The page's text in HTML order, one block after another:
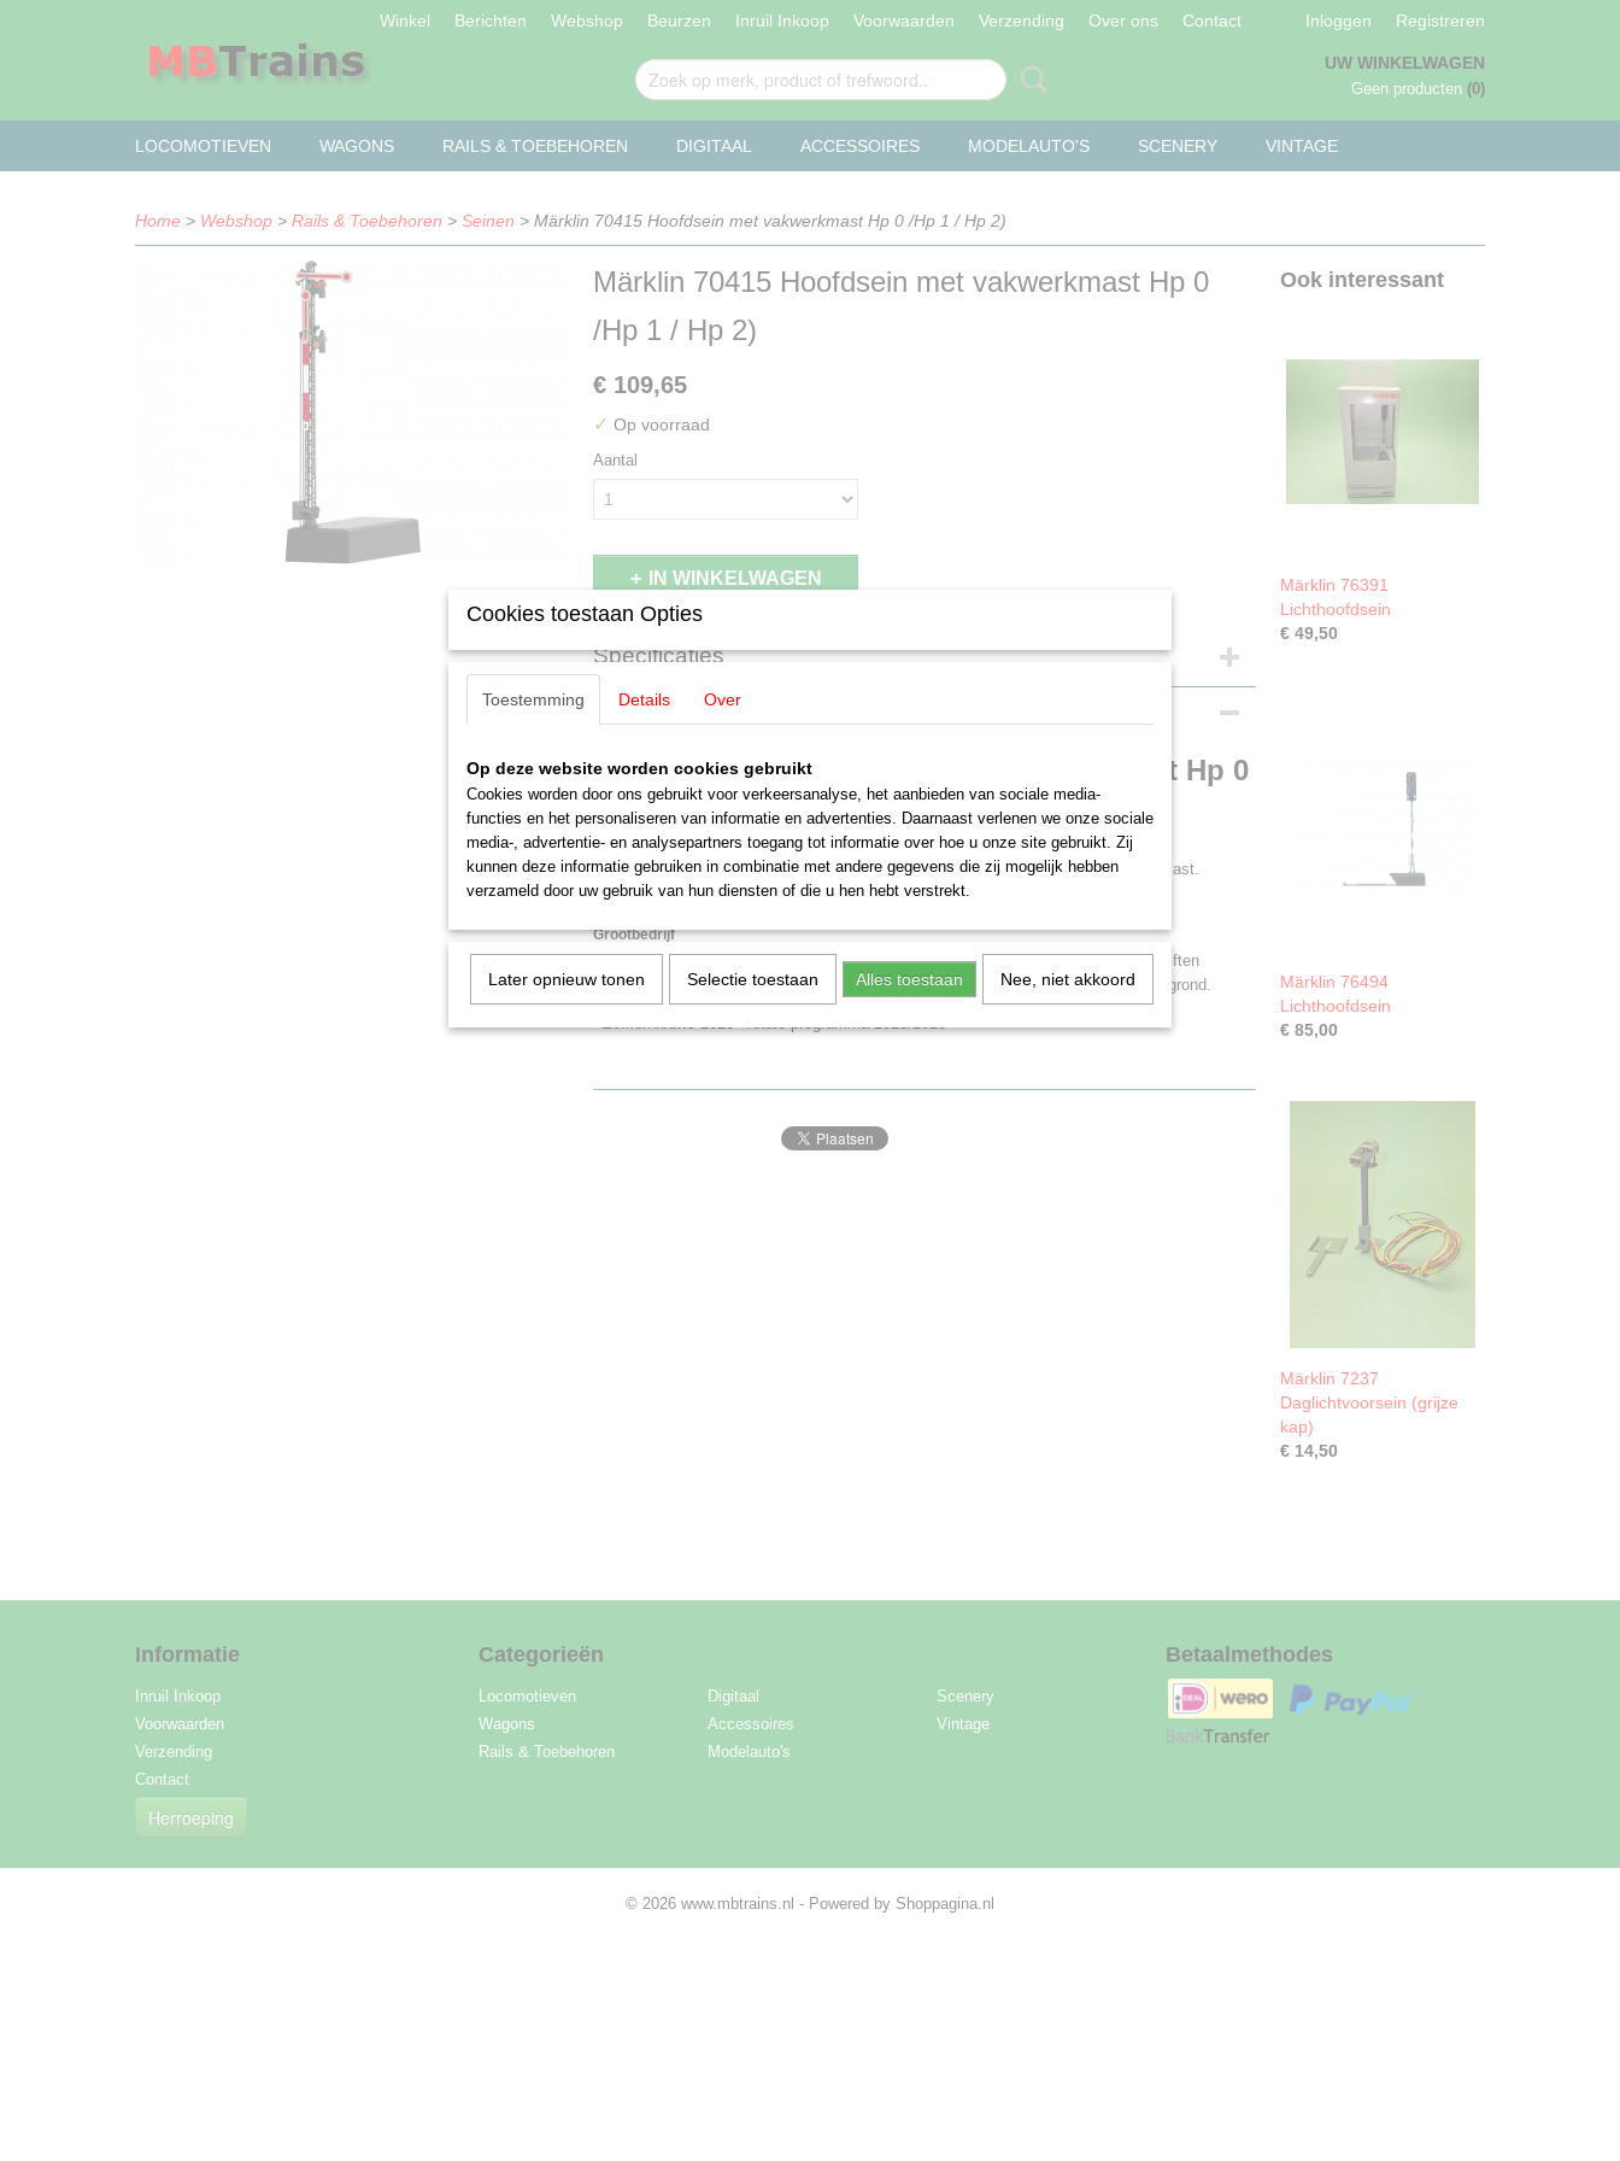
Winkel Berichten Webshop Beurzen Inruil Inkoop Voorwaarden Verzending Over ons Contact Inloggen Registreren
UW WINKELWAGEN
Geen producten (0)
LOCOMOTIEVEN WAGONS RAILS & TOEBEHOREN DIGITAAL ACCESSOIRES MODELAUTO'S SCENERY VINTAGE
Home > Webshop > Rails & Toebehoren > Seinen > Märklin 70415 Hoofdsein met vakwerkmast Hp 0 /Hp 1 / Hp 2)
Märklin 70415 Hoofdsein met vakwerkmast Hp 0
/Hp 1 / Hp 2)
€ 109,65
✓ Op voorraad
Aantal
IN WINKELWAGEN
Specificaties
EAN code
Productcode leverancier
70415
Staat
Omschrijving
Märklin 70415 Hoofdsein met vakwerkmast Hp 0
/Hp 1 / Hp 2)
Met twee ongekoppelde (kleur-) negatieve armen en opengewerkte grijze vakwerkmast.
Wisseling van rood naar groen (Hp 0 /Hp 1) of rood naar groen/geel (Hp 0 /Hp 2).
Grootbedrijf
De armseinen met 'Negatieve vleugels' werden vroeger volgens de signaalvoorschriften
geplaatst op plaatsen met een groene of donkere (bijvoorbeeld een gebouw) achtergrond.
- Zomernieuws 2025- Totale programma 2025/2026
Ook interessant
Märklin 76391
Lichthoofdsein
€ 49,50
Märklin 76494
Lichthoofdsein
€ 85,00
Märklin 7237
Daglichtvoorsein (grijze
kap)
€ 14,50
Informatie
Inruil Inkoop
Voorwaarden
Verzending
Contact
Herroeping
Categorieën
Locomotieven
Wagons
Rails & Toebehoren
Digitaal
Accessoires
Modelauto's
Scenery
Vintage
Betaalmethodes
© 2026 www.mbtrains.nl - Powered by Shoppagina.nl
Cookies toestaan Opties
Toestemming Details Over
Op deze website worden cookies gebruikt
Cookies worden door ons gebruikt voor verkeersanalyse, het aanbieden van sociale media-
functies en het personaliseren van informatie en advertenties. Daarnaast verlenen we onze sociale
media-, advertentie- en analysepartners toegang tot informatie over hoe u onze site gebruikt. Zij
kunnen deze informatie gebruiken in combinatie met andere gegevens die zij mogelijk hebben
verzameld door uw gebruik van hun diensten of die u hen hebt verstrekt.
Later opnieuw tonen Selectie toestaan Alles toestaan Nee, niet akkoord